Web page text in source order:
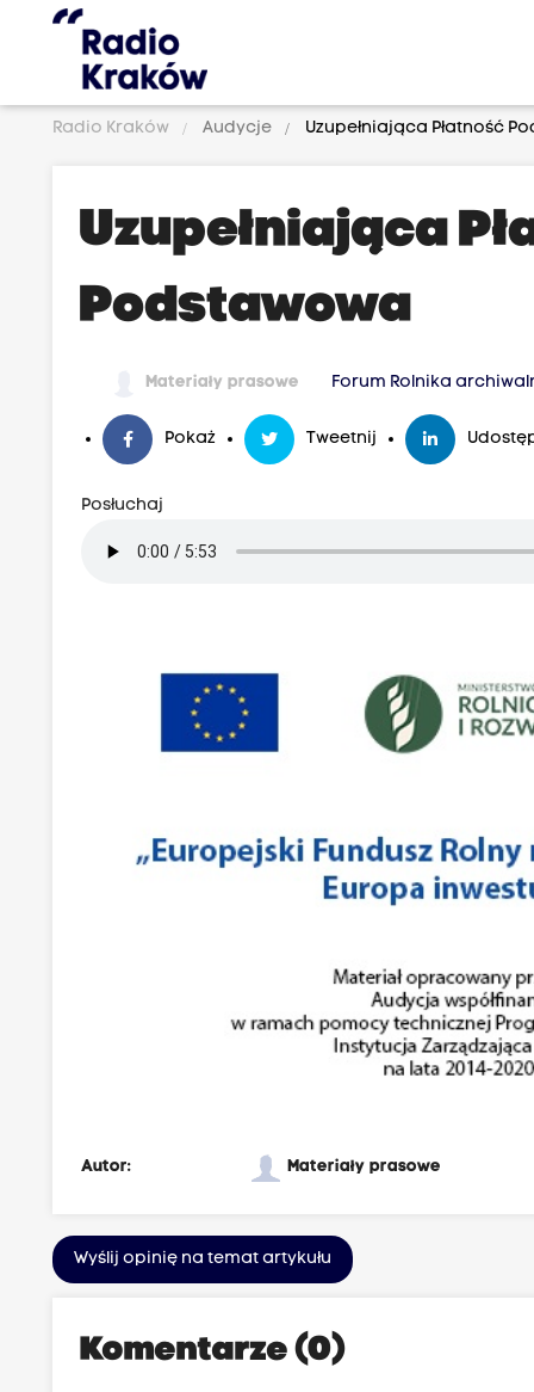
Radio Kraków Audycje Uzupełniająca Płatność
Uzupełniająca
Podstawowa
Materiały prasowe Forum Rolnika
Pokaż Tweetnij
Posłuchaj
Autor: Materiały prasowe
Wyślij opinię na temat artykułu
Komentarze (0)